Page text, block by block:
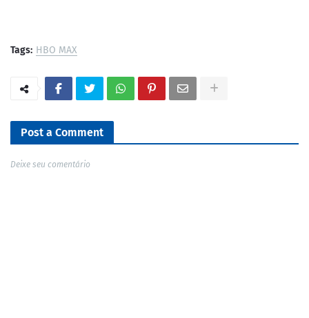
Tags: HBO MAX
Post a Comment
Deixe seu comentário